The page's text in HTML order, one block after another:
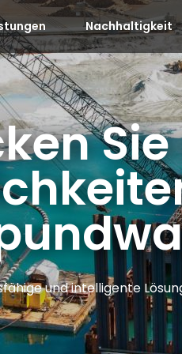
Nachhaltigkeit
und intelligente